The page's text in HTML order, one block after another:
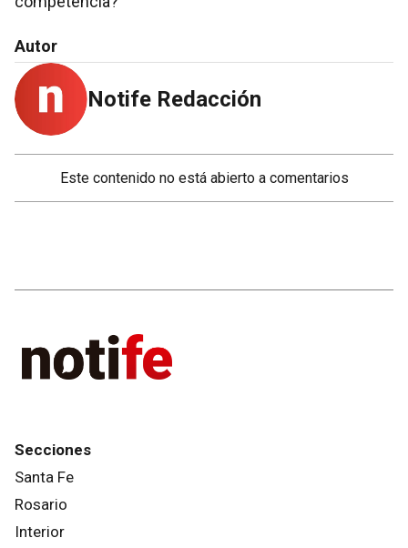
Autor
Notife Redacción
Este contenido no está abierto a comentarios
Secciones
Santa Fe
Rosario
Interior